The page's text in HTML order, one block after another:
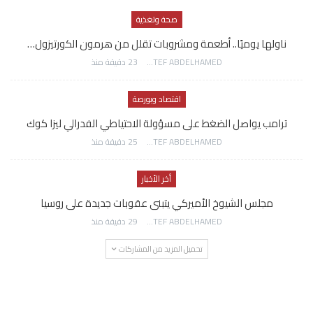
صحة وتغذية
ناولها يوميًا.. أطعمة ومشروبات تقلل من هرمون الكورتيزول…
AWATEF ABDELHAMED 23 دقيقة منذ
اقتصاد وبورصة
ترامب يواصل الضغط على مسؤولة الاحتياطي الفدرالي ليزا كوك
AWATEF ABDELHAMED 25 دقيقة منذ
أخر الأخبار
مجلس الشيوخ الأميركي يتبنى عقوبات جديدة على روسيا
AWATEF ABDELHAMED 29 دقيقة منذ
تحميل المزيد من المشاركات